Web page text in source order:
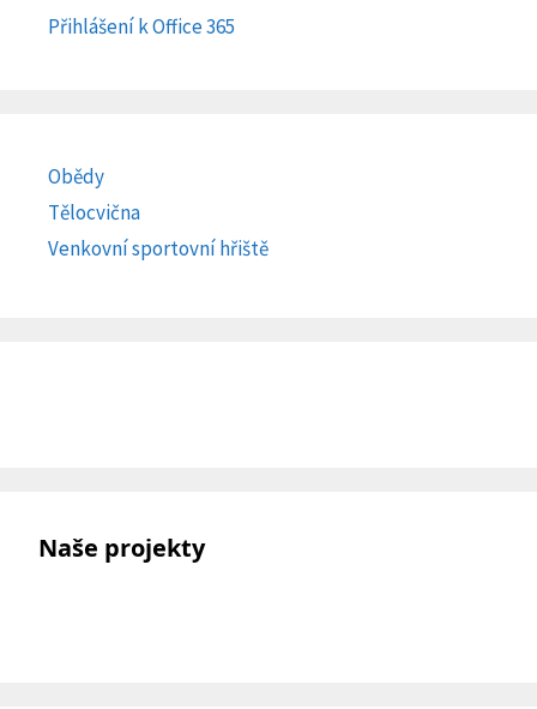
Přihlášení k Office 365
Obědy
Tělocvična
Venkovní sportovní hřiště
Naše projekty